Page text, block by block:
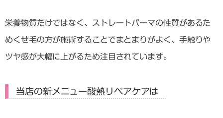
栄養物質だけではなく、ストレートパーマの性質があるた
めくせ毛の方が施術することでまとまりがよく、手触りや
ツヤ感が大幅に上がるため注目されています。
当店の新メニュー酸熱リペアケアは